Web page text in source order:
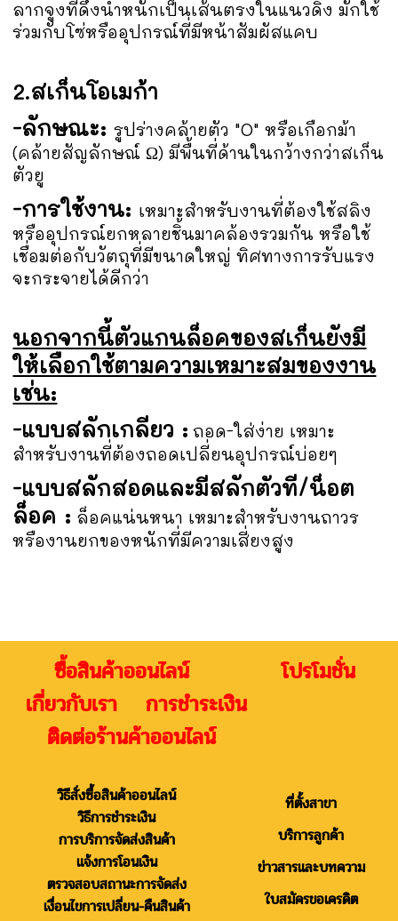
ลากจูงที่ดึงน้ำหนักเป็นเส้นตรงในแนวดิ่ง มักใช้
ร่วมกับโซ่หรืออุปกรณ์ที่มีหน้าสัมผัสแคบ
2.สเก็นโอเมก้า
-ลักษณะ: รูปร่างคล้ายตัว "O" หรือเกือกม้า
(คล้ายสัญลักษณ์ Ω) มีพื้นที่ด้านในกว้างกว่าสเก็น
ตัวยู
-การใช้งาน: เหมาะสำหรับงานที่ต้องใช้สลิง
หรืออุปกรณ์ยกหลายชิ้นมาคล้องรวมกัน หรือใช้
เชื่อมต่อกับวัตถุที่มีขนาดใหญ่ ทิศทางการรับแรง
จะกระจายได้ดีกว่า
นอกจากนี้ตัวแกนล็อคของสเก็นยังมี
ให้เลือกใช้ตามความเหมาะสมของงาน
เช่น:
-แบบสลักเกลียว : ถอด-ใส่ง่าย เหมาะ
สำหรับงานที่ต้องถอดเปลี่ยนอุปกรณ์บ่อยๆ
-แบบสลักสอดและมีสลักตัวที/น็อต
ล็อค : ล็อคแน่นหนา เหมาะสำหรับงานถาวร
หรืองานยกของหนักที่มีความเสี่ยงสูง
ซื้อสินค้าออนไลน์ โปรโมชั่น
เกี่ยวกับเรา การชำระเงิน
ติดต่อร้านค้าออนไลน์
วิธีสั่งซื้อสินค้าออนไลน์
วิธีการชำระเงิน
การบริการจัดส่งสินค้า
แจ้งการโอนเงิน
ตรวจสอบสถานะการจัดส่ง
เงื่อนไขการเปลี่ยน-คืนสินค้า
ที่ตั้งสาขา
บริการลูกค้า
ข่าวสารและบทความ
ใบสมัครขอเครดิต